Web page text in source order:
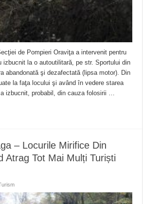
de Pompieri Oraviţa a intervenit pentru
izbucnit la o autoutilitară, pe str. Sportului din
abandonată şi dezafectată (lipsa motor). Din
la faţa locului şi având în vedere starea
izbucnit, probabil, din cauza folosirii …
– Locurile Mirifice Din
Atrag Tot Mai Mulți Turiști